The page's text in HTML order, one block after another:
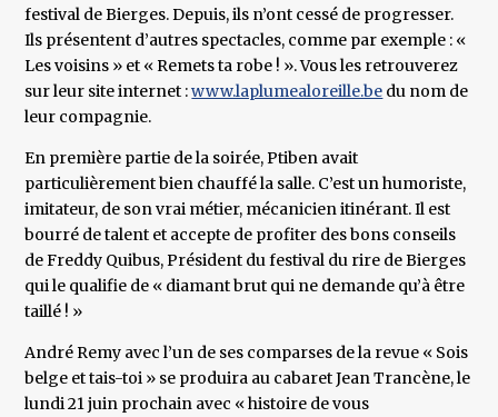
festival de Bierges. Depuis, ils n’ont cessé de progresser.
Ils présentent d’autres spectacles, comme par exemple : «
Les voisins » et « Remets ta robe ! ». Vous les retrouverez
sur leur site internet :www.laplumealoreille.be du nom de
leur compagnie.
En première partie de la soirée, Ptiben avait
particulièrement bien chauffé la salle. C’est un humoriste,
imitateur, de son vrai métier, mécanicien itinérant. Il est
bourré de talent et accepte de profiter des bons conseils
de Freddy Quibus, Président du festival du rire de Bierges
qui le qualifie de « diamant brut qui ne demande qu’à être
taillé ! »
André Remy avec l’un de ses comparses de la revue « Sois
belge et tais-toi » se produira au cabaret Jean Trancène, le
lundi 21 juin prochain avec « histoire de vous